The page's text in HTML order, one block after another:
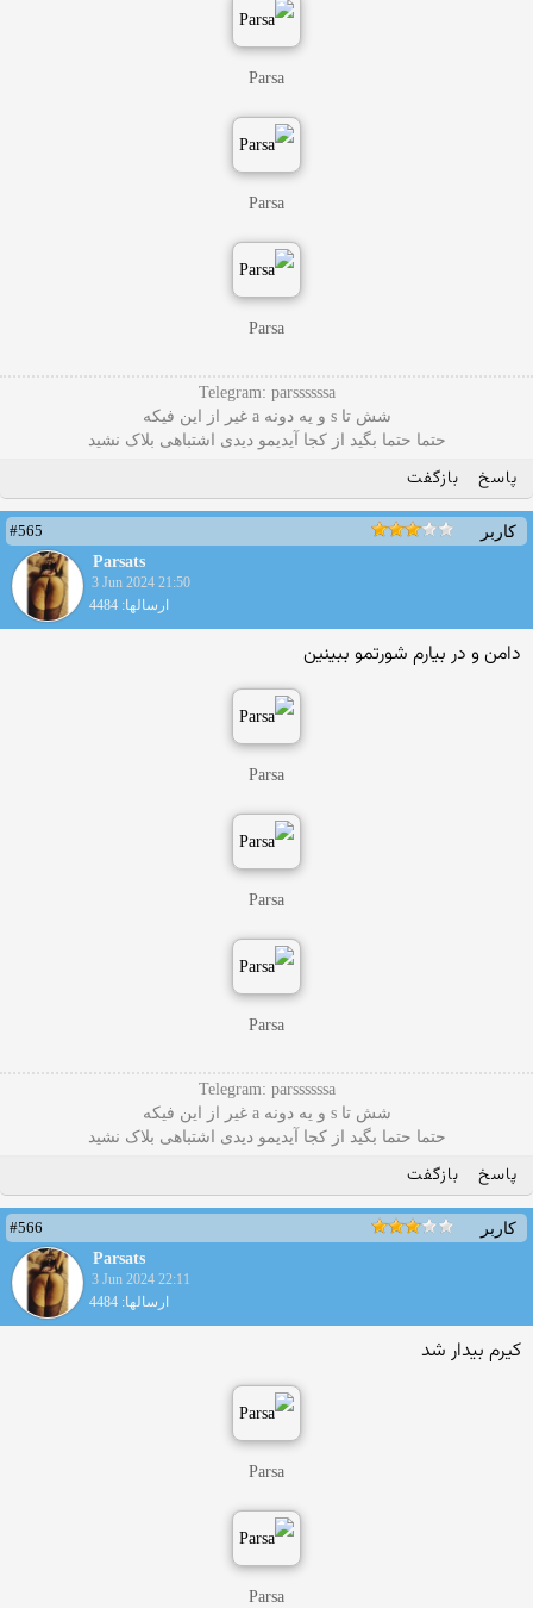
Parsa
Parsa
Parsa
Telegram: parssssssa
شش تا s و یه دونه a غیر از این فیکه
حتما حتما بگید از کجا آیدیمو دیدی اشتباهی بلاک نشید
پاسخ بازگفت
کاربر
#565
Parsats
3 Jun 2024 21:50
ارسالها: 4484
دامن و در بیارم شورتمو ببینین
Parsa
Parsa
Parsa
Telegram: parssssssa
شش تا s و یه دونه a غیر از این فیکه
حتما حتما بگید از کجا آیدیمو دیدی اشتباهی بلاک نشید
پاسخ بازگفت
کاربر
#566
Parsats
3 Jun 2024 22:11
ارسالها: 4484
کیرم بیدار شد
Parsa
Parsa